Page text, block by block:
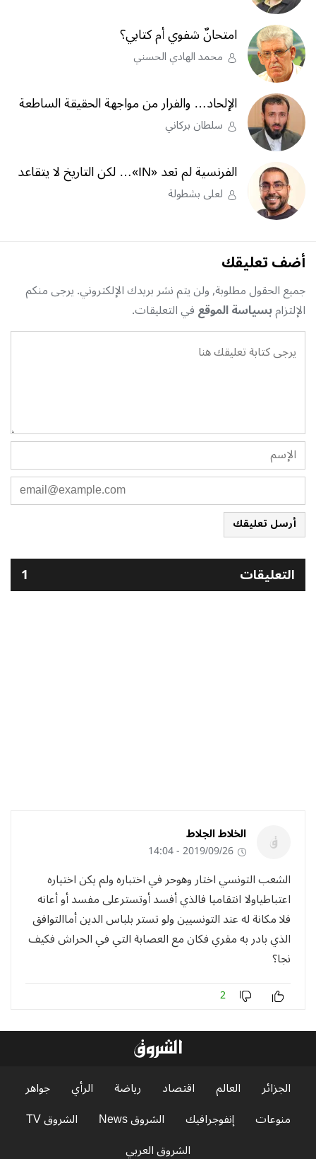
امتحانٌ شفوي أم كتابي؟
محمد الهادي الحسني
الإلحاد… والفرار من مواجهة الحقيقة الساطعة
سلطان بركاني
الفرنسية لم تعد «IN»… لكن التاريخ لا يتقاعد
لعلى بشطولة
أضف تعليقك
جميع الحقول مطلوبة, ولن يتم نشر بريدك الإلكتروني. يرجى منكم
الإلتزامبسياسة الموقعفي التعليقات.
أرسل تعليقك
التعليقات 1
الخلاط الجلاط
2019/09/26 - 14:04
الشعب التونسي اختار وهوحر في اختباره ولم يكن اختياره
اعتباطياولا انتقاميا فالذي أفسد أوتسترعلى مفسد أو أعانه
فلا مكانة له عند التونسيين ولو تستر بلباس الدين أماالتوافق
الذي بادر به مقري فكان مع العصابة التي في الحراش فكيف
نجا؟
2
الجزائر العالم اقتصاد رياضة الرأي
جواهر
منوعات
إنفوجرافيك الشروق News
الشروق TV
الشروق العربي